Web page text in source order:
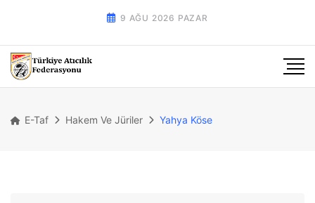
9 AĞU 2026 PAZAR
E-Taf Hakem Ve Jüriler Yahya Köse